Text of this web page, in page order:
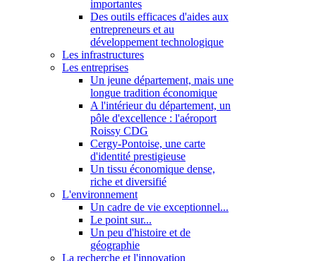
importantes
Des outils efficaces d'aides aux
entrepreneurs et au
développement technologique
Les infrastructures
Les entreprises
Un jeune département, mais une
longue tradition économique
A l'intérieur du département, un
pôle d'excellence : l'aéroport
Roissy CDG
Cergy-Pontoise, une carte
d'identité prestigieuse
Un tissu économique dense,
riche et diversifié
L'environnement
Un cadre de vie exceptionnel...
Le point sur...
Un peu d'histoire et de
géographie
La recherche et l'innovation